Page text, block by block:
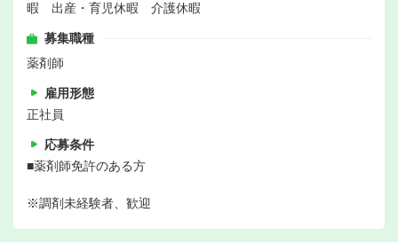
暇 出産・育児休暇 介護休暇
募集職種
薬剤師
雇用形態
正社員
応募条件
■薬剤師免許のある方
※調剤未経験者、歓迎